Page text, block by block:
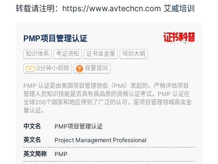
转载请注明：https://www.avtechcn.com 艾威培训
PMP项目管理认证
知识体系 考证须知 证书含金量 培训大纲
3分钟小视频 我要提问
PMP 认证是由美国项目管理协会（PMI）发起的，严格评估项目
管理人员知识技能是否具有高品质的资格认证考试。PMP 认证在
全球206个国家和地区得到了广泛的认可，是项目管理领域高含金
量认证。
中文名
PMP项目管理认证
英文名
Project Management Professional
英文简称
PMP